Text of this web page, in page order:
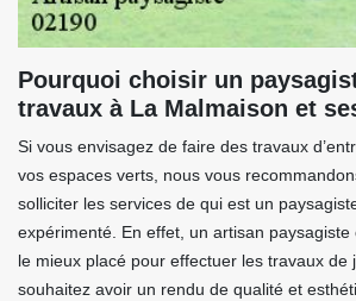
Pourquoi choisir un
travaux à La Malmaison et
Si vous envisagez de faire des travaux
vos espaces verts, nous vous
solliciter les services de qui est un
expérimenté. En effet, un artisan
le mieux placé pour effectuer les travaux de
souhaitez avoir un rendu de qualité et